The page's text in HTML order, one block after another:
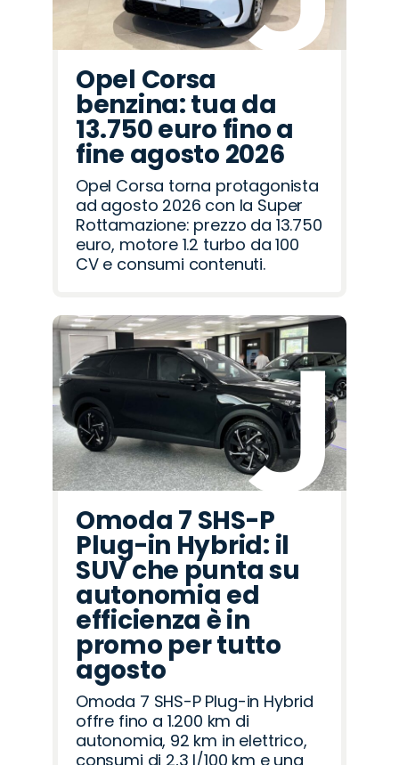
Opel Corsa
benzina: tua da
13.750 euro fino a
fine agosto 2026
Opel Corsa torna protagonista
ad agosto 2026 con la Super
Rottamazione: prezzo da 13.750
euro, motore 1.2 turbo da 100
CV e consumi contenuti.
Omoda 7 SHS-P
Plug-in Hybrid: il
SUV che punta su
autonomia ed
efficienza è in
promo per tutto
agosto
Omoda 7 SHS-P Plug-in Hybrid
offre fino a 1.200 km di
autonomia, 92 km in elettrico,
consumi di 2,3 l/100 km e una